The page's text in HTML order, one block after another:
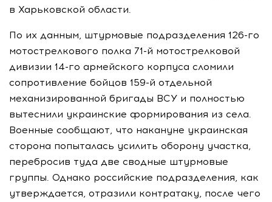
в Харьковской области.
По их данным, штурмовые подразделения 126-го
мотострелкового полка 71-й мотострелковой
дивизии 14-го армейского корпуса сломили
сопротивление бойцов 159-й отдельной
механизированной бригады ВСУ и полностью
вытеснили украинские формирования из села.
Военные сообщают, что накануне украинская
сторона попыталась усилить оборону участка,
перебросив туда две сводные штурмовые
группы. Однако российские подразделения, как
утверждается, отразили контратаку, после чего